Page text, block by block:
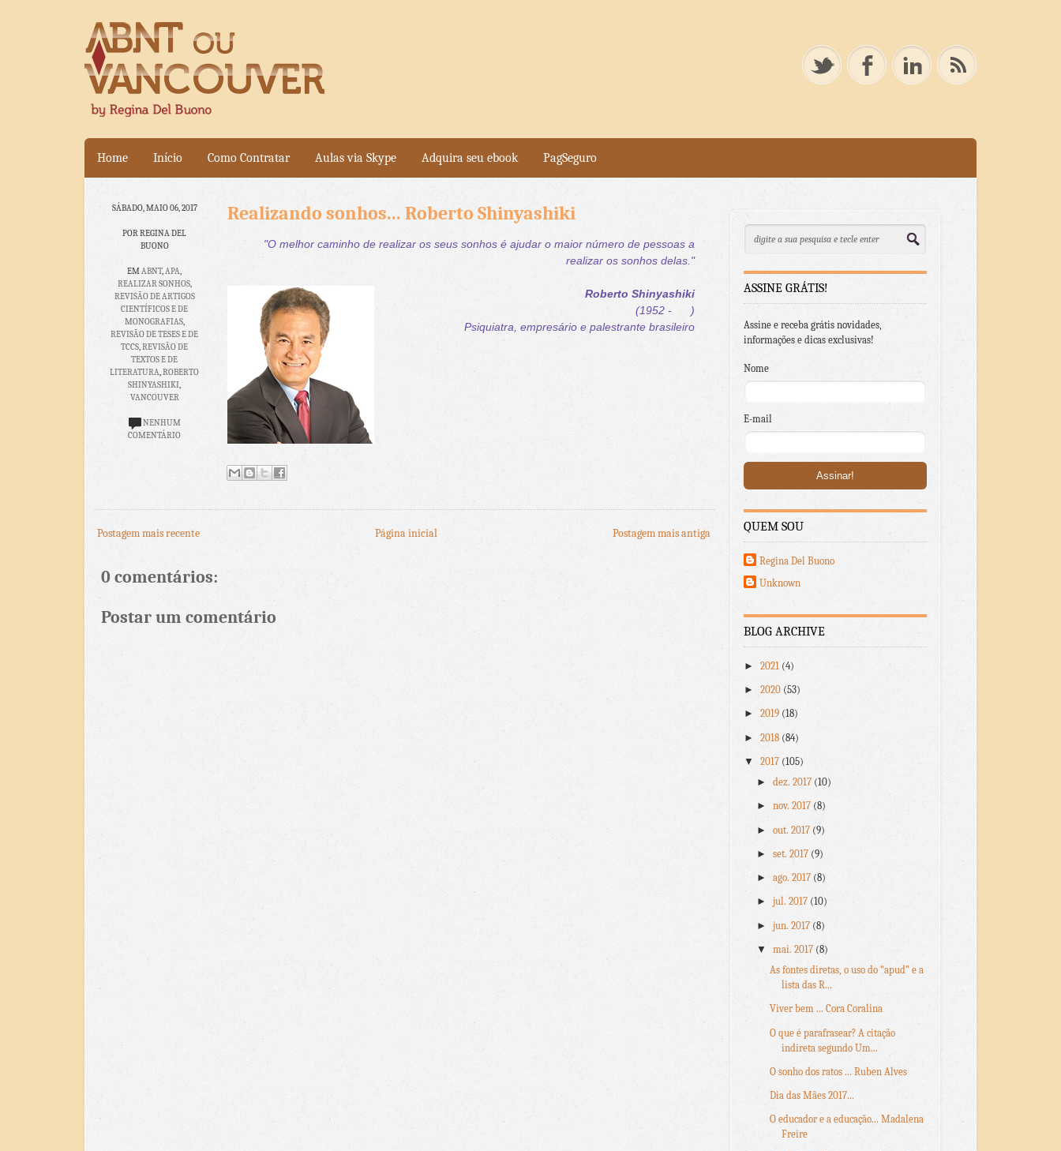
Home Início Como Contratar Aulas via Skype Adquira seu ebook PagSeguro
SÁBADO, MAIO 06, 2017
POR REGINA DEL
BUONO
EMABNT,APA,
REALIZAR SONHOS,
REVISÃO DE ARTIGOS
CIENTÍFICOS E DE
MONOGRAFIAS,
REVISÃO DE TESES E DE
TCCS,REVISÃO DE
TEXTOS E DE
LITERATURA,ROBERTO
SHINYASHIKI,
VANCOUVER
NENHUM
COMENTÁRIO
Realizando sonhos... Roberto Shinyashiki
"O melhor caminho de realizar os seus sonhos é ajudar o maior número de pessoas a
realizar os sonhos delas."
Roberto Shinyashiki
(1952 - )
Psiquiatra, empresário e palestrante brasileiro
Postagem mais recente Postagem mais antiga
Página inicial
0 comentários:
Postar um comentário
ASSINE GRÁTIS!
Assine e receba grátis novidades,
informações e dicas exclusivas!
Nome
E-mail
QUEM SOU
Regina Del Buono
Unknown
BLOG ARCHIVE
►2021 (4)
►2020 (53)
►2019 (18)
►2018 (84)
▼2017 (105)
► dez. 2017 (10)
► nov. 2017 (8)
► out. 2017 (9)
► set. 2017 (9)
► ago. 2017 (8)
► jul. 2017 (10)
► jun. 2017 (8)
▼ mai. 2017 (8)
As fontes diretas, o uso do “apud” e a
lista das R...
Viver bem ... Cora Coralina
O que é parafrasear? A citação
indireta segundo Um...
O sonho dos ratos ... Ruben Alves
Dia das Mães 2017...
O educador e a educação... Madalena
Freire